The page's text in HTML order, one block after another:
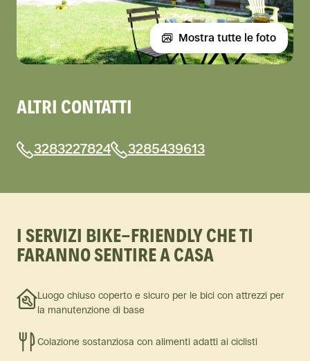
Mostra tutte le foto
ALTRI CONTATTI
3283227824 3285439613
I SERVIZI BIKE-FRIENDLY CHE TI
FARANNO SENTIRE A CASA
Luogo chiuso coperto e sicuro per le bici con attrezzi per
la manutenzione di base
Colazione sostanziosa con alimenti adatti ai ciclisti